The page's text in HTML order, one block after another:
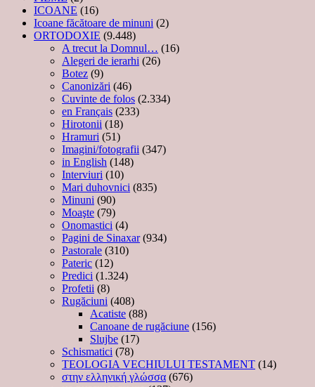
ICOANE (16)
Icoane făcătoare de minuni (2)
ORTODOXIE (9.448)
A trecut la Domnul… (16)
Alegeri de ierarhi (26)
Botez (9)
Canonizări (46)
Cuvinte de folos (2.334)
en Français (233)
Hirotonii (18)
Hramuri (51)
Imagini/fotografii (347)
in English (148)
Interviuri (10)
Mari duhovnici (835)
Minuni (90)
Moaşte (79)
Onomastici (4)
Pagini de Sinaxar(934)
Pastorale (310)
Pateric (12)
Predici (1.324)
Profetii (8)
Rugăciuni (408)
Acatiste (88)
Canoane de rugăciune (156)
Slujbe (17)
Schismatici (78)
TEOLOGIA VECHIULUI TESTAMENT (14)
στην ελληνική γλώσσα (676)